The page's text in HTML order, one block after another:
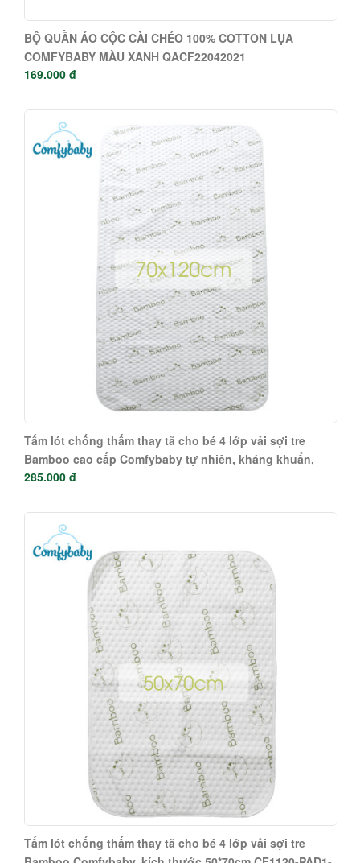
BỘ QUẦN ÁO CỘC CÀI CHÉO 100% COTTON LỤA
COMFYBABY MÀU XANH QACF22042021
169.000 đ
Tấm lót chống thấm thay tã cho bé 4 lớp vải sợi tre
Bamboo cao cấp Comfybaby tự nhiên, kháng khuẩn,
thoáng khí CF1120-PAD1-L
285.000 đ
Tấm lót chống thấm thay tã cho bé 4 lớp vải sợi tre